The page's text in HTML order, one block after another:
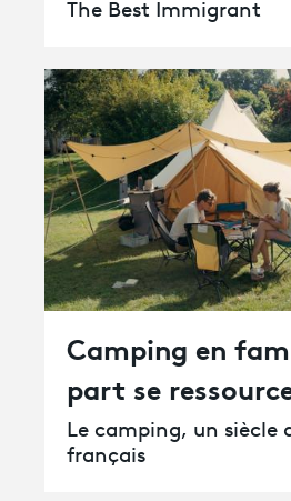
The Best Immigrant
Camping en
part se
Le camping, un siècle
français